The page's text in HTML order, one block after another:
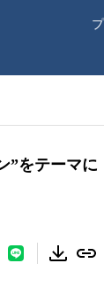
”をテーマに